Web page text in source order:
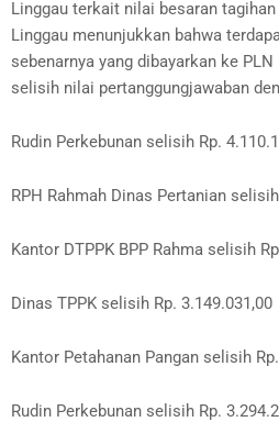
Linggau terkait nilai besaran
Linggau menunjukkan bahwa
sebenarnya yang dibayarkan ke
selisih nilai pertanggungjawaban
Rudin Perkebunan selisih Rp.
RPH Rahmah Dinas Pertanian
Kantor DTPPK BPP Rahma selisih
Dinas TPPK selisih Rp. 3.149.031,00
Kantor Petahanan Pangan selisih
Rudin Perkebunan selisih Rp.